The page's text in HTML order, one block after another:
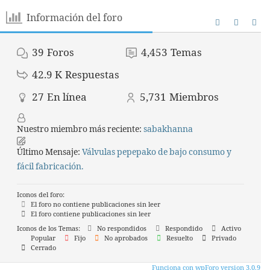
Información del foro
39 Foros 4,453 Temas
42.9 K Respuestas
27 En línea 5,731 Miembros
Nuestro miembro más reciente: sabakhanna
Último Mensaje: Válvulas pepepako de bajo consumo y
fácil fabricación.
Iconos del foro:
El foro no contiene publicaciones sin leer
El foro contiene publicaciones sin leer
Iconos de los Temas:
No respondidos Respondido
Activo
Popular
Fijo No aprobados Resuelto
Privado
Cerrado
Funciona con wpForo version 3.0.9